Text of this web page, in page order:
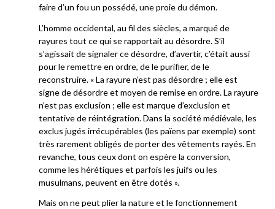
faire d’un fou un possédé, une proie du démon.
L’homme occidental, au fil des siècles, a marqué de
rayures tout ce qui se rapportait au désordre. S’il
s’agissait de signaler ce désordre, d’avertir, c’était aussi
pour le remettre en ordre, de le purifier, de le
reconstruire. « La rayure n’est pas désordre ; elle est
signe de désordre et moyen de remise en ordre. La rayure
n’est pas exclusion ; elle est marque d’exclusion et
tentative de réintégration. Dans la société médiévale, les
exclus jugés irrécupérables (les païens par exemple) sont
très rarement obligés de porter des vêtements rayés. En
revanche, tous ceux dont on espère la conversion,
comme les hérétiques et parfois les juifs ou les
musulmans, peuvent en être dotés ».
Mais on ne peut plier la nature et le fonctionnement